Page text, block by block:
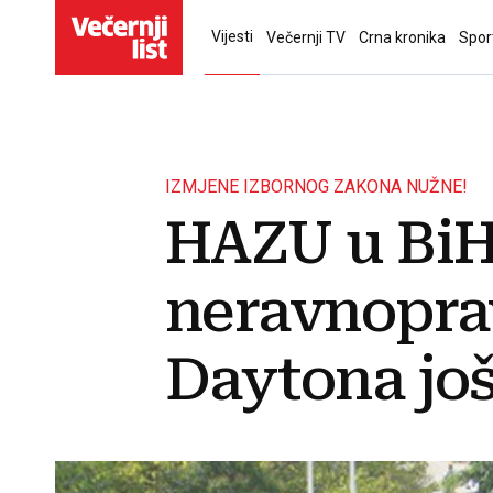
Vijesti Večernji TV Crna kronika
IZMJENE IZBORNOG ZAKONA NUŽNE!
HAZU u
Daytona